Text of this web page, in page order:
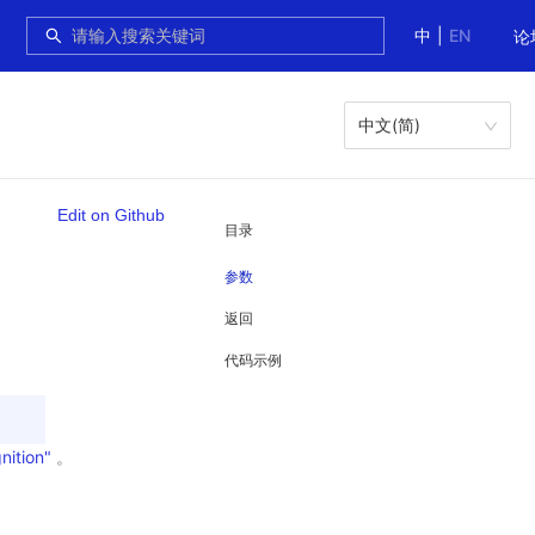
中 EN 论
中文(简)
目录
参数
返回
代码示例
Edit on Github
。